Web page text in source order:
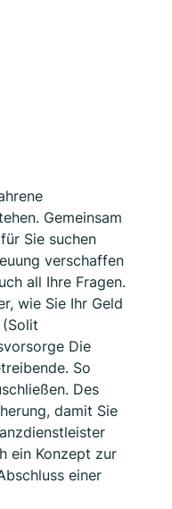
Gemeinsam
Sie suchen
verschaffen
all Ihre Fragen.
wie Sie Ihr Geld
Die
So
Des
damit Sie
ein Konzept zur
einer